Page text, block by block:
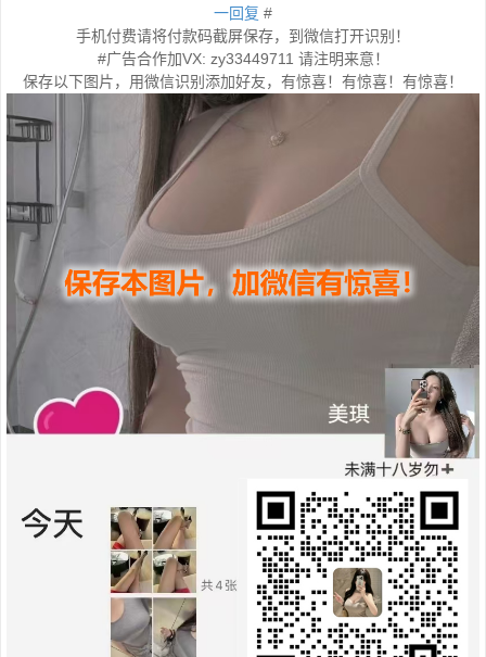
一回复 #
手机付费请将付款码截屏保存，到微信打开识别！
#广告合作加VX: zy33449711 请注明来意！
保存以下图片，用微信识别添加好友，有惊喜！有惊喜！有惊喜！